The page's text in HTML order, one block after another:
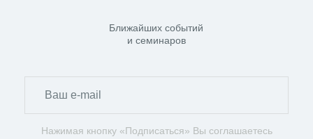
Ближайших событий
и семинаров
Нажимая кнопку «Подписаться» Вы соглашаетесь